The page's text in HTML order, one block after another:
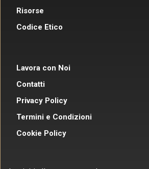
Risorse
Codice Etico
Lavora con Noi
Contatti
Privacy Policy
Termini e Condizioni
Cookie Policy